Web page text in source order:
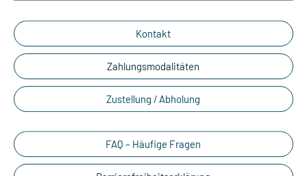
Kontakt
Zahlungsmodalitäten
Zustellung / Abholung
FAQ – Häufige Fragen